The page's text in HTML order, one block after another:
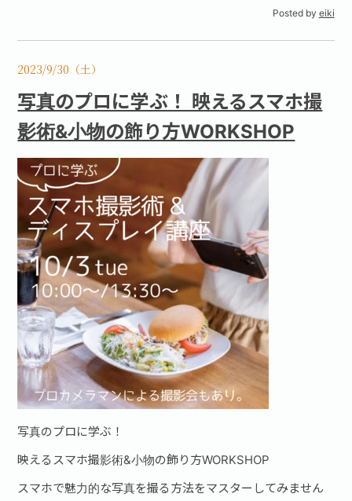
Posted by eiki
2023/9/30（土）
写真のプロに学ぶ！ 映えるスマホ撮
影術&小物の飾り方WORKSHOP
写真のプロに学ぶ！
映えるスマホ撮影術&小物の飾り方WORKSHOP
スマホで魅力的な写真を撮る方法をマスターしてみません